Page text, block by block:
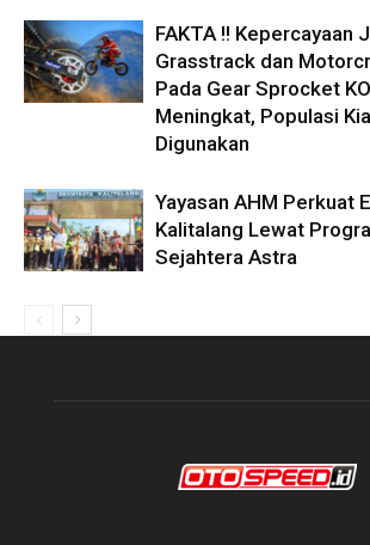
FAKTA !! Kepercayaan
Grasstrack dan
Pada Gear Sprocket
Meningkat, Populasi
Digunakan
Yayasan AHM Perkuat
Kalitalang Lewat
Sejahtera Astra